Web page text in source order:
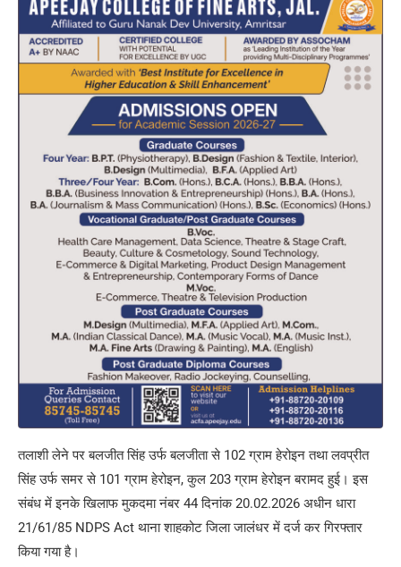
तलाशी लेने पर बलजीत सिंह उर्फ बलजीता से 102 ग्राम हेरोइन तथा लवप्रीत
सिंह उर्फ समर से 101 ग्राम हेरोइन, कुल 203 ग्राम हेरोइन बरामद हुई। इस
संबंध में इनके खिलाफ मुकदमा नंबर 44 दिनांक 20.02.2026 अधीन धारा
21/61/85 NDPS Act थाना शाहकोट जिला जालंधर में दर्ज कर गिरफ्तार
किया गया है।